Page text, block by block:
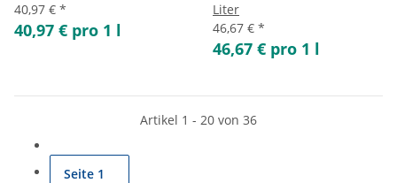
40,97 € *
40,97 € pro 1 l
Liter
46,67 € *
46,67 € pro 1 l
Artikel 1 - 20 von 36
Seite 1